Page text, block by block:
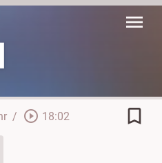
menu
/ play_circle_outline 18:02
bookmark_border